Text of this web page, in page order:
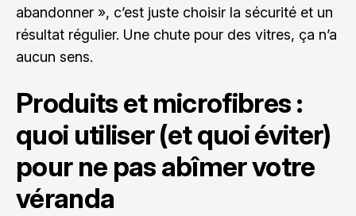
abandonner », c’est juste choisir la sécurité et un
résultat régulier. Une chute pour des vitres, ça n’a
aucun sens.
Produits et microfibres :
quoi utiliser (et quoi éviter)
pour ne pas abîmer votre
véranda